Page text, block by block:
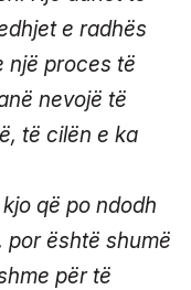
e radhës
një proces të
nevojë të
të cilën e ka
që po ndodh
por është shumë
për të